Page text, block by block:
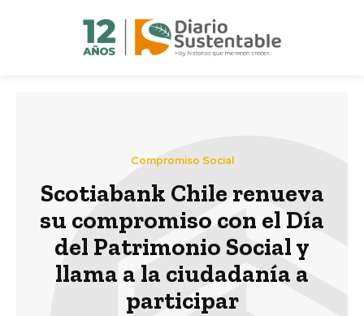
Compromiso Social
Scotiabank Chile renueva
su compromiso con el Día
del Patrimonio Social y
llama a la ciudadanía a
participar